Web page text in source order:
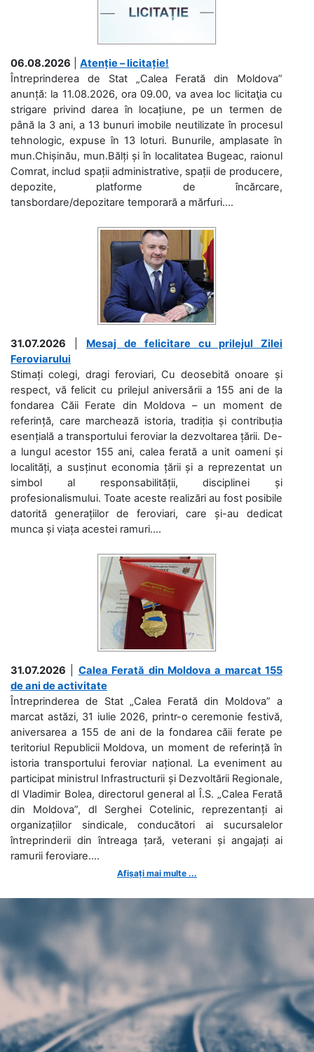
06.08.2026
Atenție – licitație!
Întreprinderea de Stat „Calea Ferată din Moldova”
anunță: la 11.08.2026, ora 09.00, va avea loc licitaţia cu
strigare privind darea în locațiune, pe un termen de
până la 3 ani, a 13 bunuri imobile neutilizate în procesul
tehnologic, expuse în 13 loturi. Bunurile, amplasate în
mun.Chișinău, mun.Bălți și în localitatea Bugeac, raionul
Comrat, includ spații administrative, spații de producere,
depozite, platforme de încărcare,
tansbordare/depozitare temporară a mărfuri....
31.07.2026
Mesaj de felicitare cu prilejul Zilei
Feroviarului
Stimați colegi, dragi feroviari, Cu deosebită onoare și
respect, vă felicit cu prilejul aniversării a 155 ani de la
fondarea Căii Ferate din Moldova – un moment de
referință, care marchează istoria, tradiția și contribuția
esențială a transportului feroviar la dezvoltarea țării. De-
a lungul acestor 155 ani, calea ferată a unit oameni și
localități, a susținut economia țării și a reprezentat un
simbol al responsabilității, disciplinei și
profesionalismului. Toate aceste realizări au fost posibile
datorită generațiilor de feroviari, care și-au dedicat
munca și viața acestei ramuri....
31.07.2026
Calea Ferată din Moldova a marcat 155
de ani de activitate
Întreprinderea de Stat „Calea Ferată din Moldova” a
marcat astăzi, 31 iulie 2026, printr-o ceremonie festivă,
aniversarea a 155 de ani de la fondarea căii ferate pe
teritoriul Republicii Moldova, un moment de referință în
istoria transportului feroviar național. La eveniment au
participat ministrul Infrastructurii și Dezvoltării Regionale,
dl Vladimir Bolea, directorul general al Î.S. „Calea Ferată
din Moldova”, dl Serghei Cotelinic, reprezentanți ai
organizațiilor sindicale, conducători ai sucursalelor
întreprinderii din întreaga țară, veterani și angajați ai
ramurii feroviare....
Afișați mai multe ...